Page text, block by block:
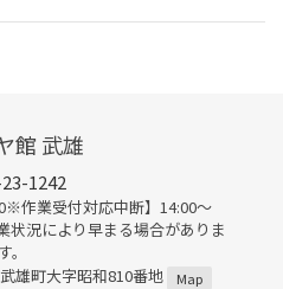
館 武雄
1242
作業受付対応中断】14:00～
状況により早まる場合がありま
す。
雄町大字昭和810番地
Map